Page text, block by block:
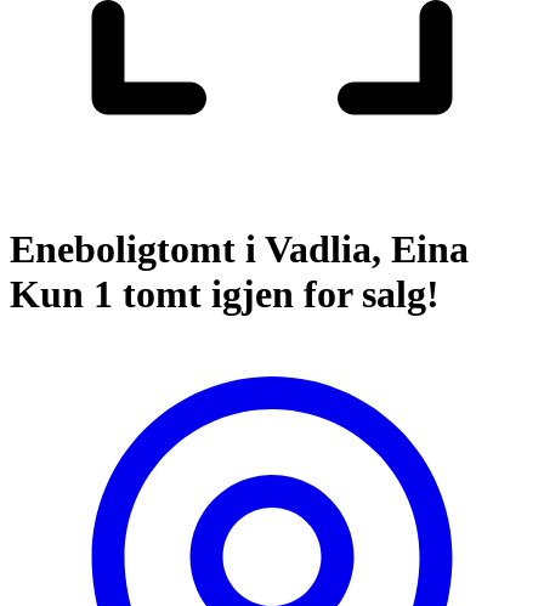
Eneboligtomt i Vadlia, Eina
Kun 1 tomt igjen for salg!